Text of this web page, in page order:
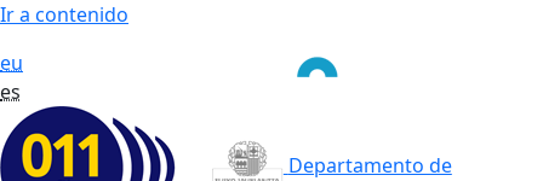
Ir a contenido
eu
es
Departamento de